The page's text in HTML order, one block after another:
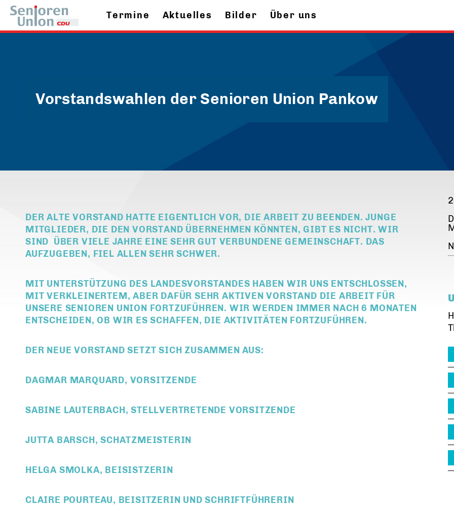
Termine Aktuelles Bilder Über uns
Vorstandswahlen der Senioren Union Pankow
DER ALTE VORSTAND HATTE EIGENTLICH VOR, DIE ARBEIT ZU BEENDEN. JUNGE
MITGLIEDER, DIE DEN VORSTAND ÜBERNEHMEN KÖNNTEN, GIBT ES NICHT. WIR
SIND ÜBER VIELE JAHRE EINE SEHR GUT VERBUNDENE GEMEINSCHAFT. DAS
AUFZUGEBEN, FIEL ALLEN SEHR SCHWER.
MIT UNTERSTÜTZUNG DES LANDESVORSTANDES HABEN WIR UNS ENTSCHLOSSEN,
MIT VERKLEINERTEM, ABER DAFÜR SEHR AKTIVEN VORSTAND DIE ARBEIT FÜR
UNSERE SENIOREN UNION FORTZUFÜHREN. WIR WERDEN IMMER NACH 6 MONATEN
ENTSCHEIDEN, OB WIR ES SCHAFFEN, DIE AKTIVITÄTEN FORTZUFÜHREN.
DER NEUE VORSTAND SETZT SICH ZUSAMMEN AUS:
DAGMAR MARQUARD, VORSITZENDE
SABINE LAUTERBACH, STELLVERTRETENDE VORSITZENDE
JUTTA BARSCH, SCHATZMEISTERIN
HELGA SMOLKA, BEISISTZERIN
CLAIRE POURTEAU, BEISITZERIN UND SCHRIFTFÜHRERIN